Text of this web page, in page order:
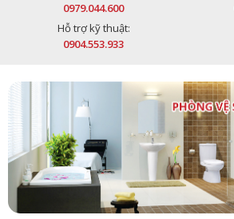
0979.044.600
Hỗ trợ kỹ thuật:
0904.553.933